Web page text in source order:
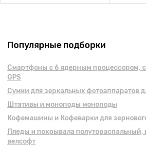
Популярные подборки
Смартфоны с 6 ядерным процессором,
GPS
Сумки для зеркальных фотоаппаратов
Штативы и моноподы моноподы
Кофемашины и Кофеварки для
Пледы и покрывала полутораспальный,
велсофт